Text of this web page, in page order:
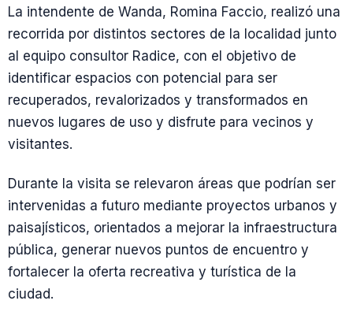
La intendente de Wanda, Romina Faccio, realizó una
recorrida por distintos sectores de la localidad junto
al equipo consultor Radice, con el objetivo de
identificar espacios con potencial para ser
recuperados, revalorizados y transformados en
nuevos lugares de uso y disfrute para vecinos y
visitantes.
Durante la visita se relevaron áreas que podrían ser
intervenidas a futuro mediante proyectos urbanos y
paisajísticos, orientados a mejorar la infraestructura
pública, generar nuevos puntos de encuentro y
fortalecer la oferta recreativa y turística de la
ciudad.